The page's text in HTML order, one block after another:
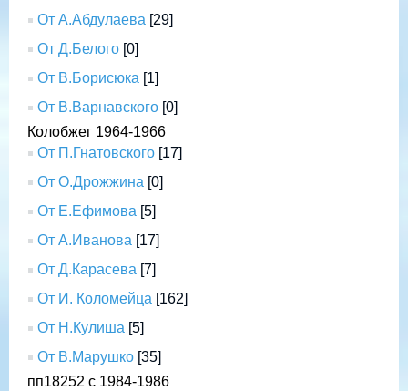
От А.Абдулаева [29]
От Д.Белого [0]
От В.Борисюка [1]
От В.Варнавского [0]
Колобжег 1964-1966
От П.Гнатовского [17]
От О.Дрожжина [0]
От Е.Ефимова [5]
От А.Иванова [17]
От Д.Карасева [7]
От И. Коломейца [162]
От Н.Кулиша [5]
От В.Марушко [35]
пп18252 с 1984-1986